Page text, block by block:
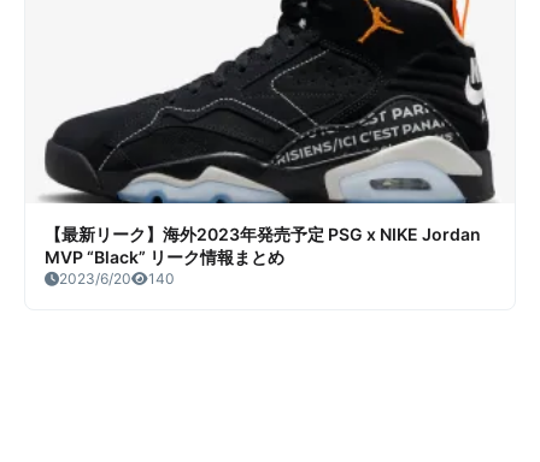
【最新リーク】海外2023年発売予定 PSG x NIKE Jordan
MVP “Black” リーク情報まとめ
2023/6/20 140